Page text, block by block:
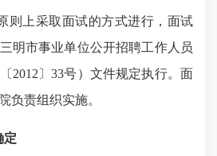
则上采取面试的方式进行 ，面试
三明市事业单位公开招聘工作人员
2012〕33号） 文件规定执行。面
负责组织实施。
定